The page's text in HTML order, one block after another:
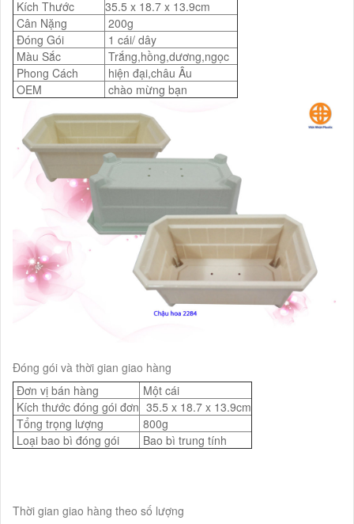
Kích Thước
35.5 x 18.7 x 13.9cm
Cân Nặng
200g
Đóng Gói
1 cái/ dây
Màu Sắc
Trắng,hồng,dương,ngọc
Phong Cách
hiện đại,châu Âu
OEM
chào mừng bạn
Đóng gói và thời gian giao hàng
Đơn vị bán hàng
Một cái
Kích thước đóng gói đơn 35.5 x 18.7 x 13.9cm
Tổng trọng lượng
800g
Loại bao bì đóng gói
Bao bì trung tính
Thời gian giao hàng theo số lượng